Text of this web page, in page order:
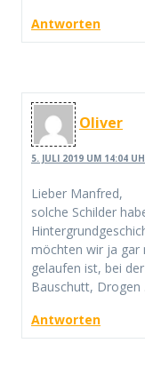
Antworten
Oliver
5. JULI 2019 UM 14:04
Lieber Manfred,
solche Schilder
möchten wir ja gar
gelaufen ist, bei
Bauschutt,
Antworten